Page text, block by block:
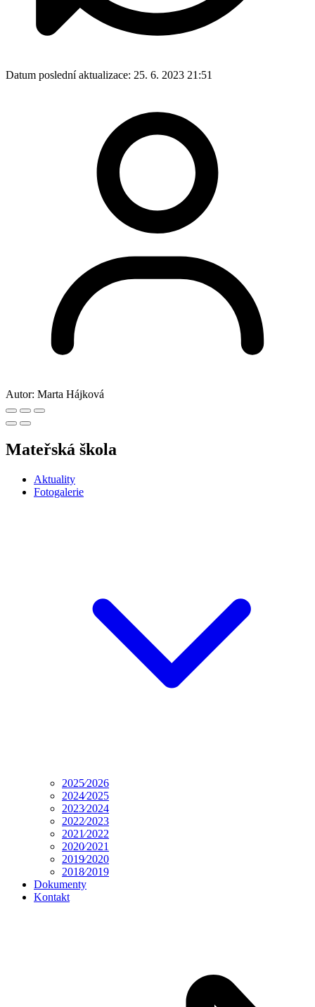
Datum poslední aktualizace: 25. 6. 2023 21:51
Autor: Marta Hájková
Mateřská škola
Aktuality
Fotogalerie
2025⁄2026
2024⁄2025
2023⁄2024
2022⁄2023
2021⁄2022
2020⁄2021
2019⁄2020
2018⁄2019
Dokumenty
Kontakt